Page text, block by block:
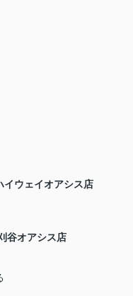
イウェイオアシス店
谷オアシス店